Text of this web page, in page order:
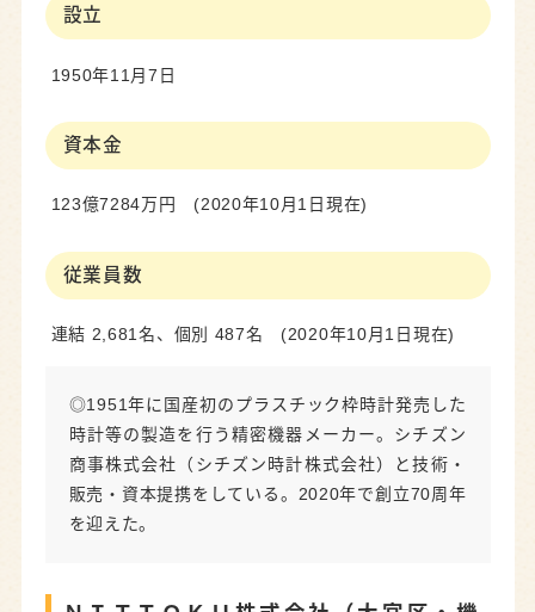
設立
1950年11月7日
資本金
123億7284万円 (2020年10月1日現在)
従業員数
連結 2,681名、個別 487名 (2020年10月1日現在)
◎1951年に国産初のプラスチック枠時計発売した
時計等の製造を行う精密機器メーカー。シチズン
商事株式会社（シチズン時計株式会社）と技術・
販売・資本提携をしている。2020年で創立70周年
を迎えた。